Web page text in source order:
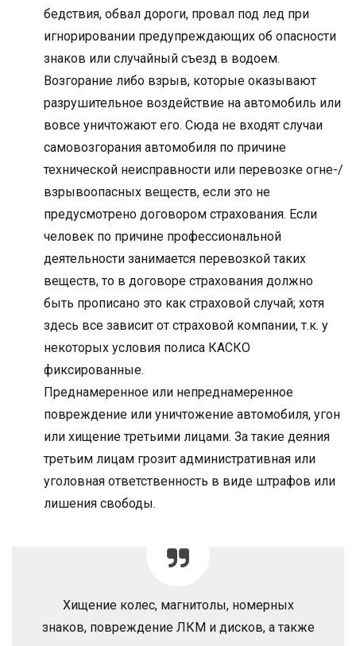
бедствия, обвал дороги, провал под лед при
игнорировании предупреждающих об опасности
знаков или случайный съезд в водоем.
Возгорание либо взрыв, которые оказывают
разрушительное воздействие на автомобиль или
вовсе уничтожают его. Сюда не входят случаи
самовозгорания автомобиля по причине
технической неисправности или перевозке огне-/
взрывоопасных веществ, если это не
предусмотрено договором страхования. Если
человек по причине профессиональной
деятельности занимается перевозкой таких
веществ, то в договоре страхования должно
быть прописано это как страховой случай; хотя
здесь все зависит от страховой компании, т.к. у
некоторых условия полиса КАСКО
фиксированные.
Преднамеренное или непреднамеренное
повреждение или уничтожение автомобиля, угон
или хищение третьими лицами. За такие деяния
третьим лицам грозит административная или
уголовная ответственность в виде штрафов или
лишения свободы.
Хищение колес, магнитолы, номерных
знаков, повреждение ЛКМ и дисков, а также